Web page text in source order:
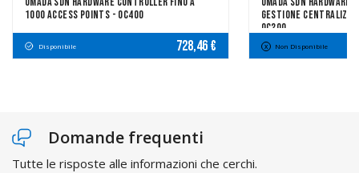
1000 Access Points - OC400
Disponibile 728,46 €
Gestione
OC200
Non Disponibile
Domande frequenti
Tutte le risposte alle informazioni che cerchi.